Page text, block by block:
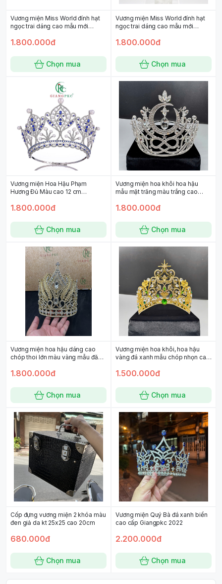
Vương miện Miss World đính hạt
ngọc trai dáng cao mẫu mới
1.800.000đ
Chọn mua
Vương miện Miss World đính hạt
ngọc trai dáng cao mẫu mới
1.800.000đ
Chọn mua
Vương miện Hoa Hậu Phạm
Hương Đủ Màu cao 12 cm
1.800.000đ
Chọn mua
Vương miện hoa khôi hoa hậu
mẫu mặt trăng màu trắng cao
1.800.000đ
Chọn mua
Vương miện hoa hậu dáng cao
chóp thoi lớn màu vàng mẫu đăng
)1.800.000đ
Chọn mua
Vương miện hoa khôi, hoa hậu
vàng đá xanh mẫu chóp nhọn cao
1.500.000đ
Chọn mua
Cốp đựng vương miện 2 khóa màu
đen giả da kt 25x25 cao 20cm
680.000đ
Chọn mua
Vương miện Quý Bà đá xanh biển
cao cấp Giangpkc 2022
2.200.000đ
Chọn mua